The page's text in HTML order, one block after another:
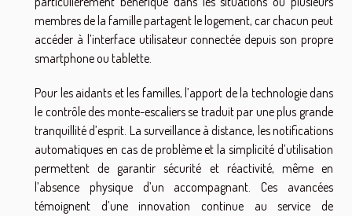
membres de la famille partagent le logement, car chacun peut
accéder à l’interface utilisateur connectée depuis son propre
smartphone ou tablette.
Pour les aidants et les familles, l’apport de la technologie dans
le contrôle des monte-escaliers se traduit par une plus grande
tranquillité d’esprit. La surveillance à distance, les notifications
automatiques en cas de problème et la simplicité d’utilisation
permettent de garantir sécurité et réactivité, même en
l’absence physique d’un accompagnant. Ces avancées
témoignent d’une innovation continue au service de